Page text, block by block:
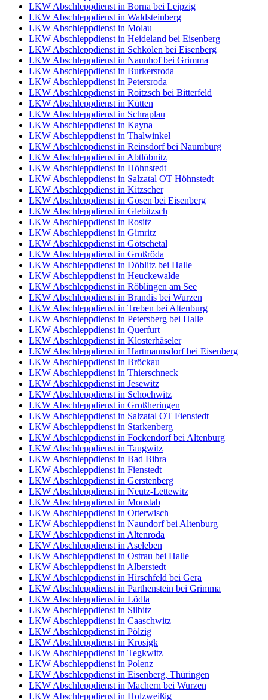
LKW Abschleppdienst in Borna bei Leipzig
LKW Abschleppdienst in Waldsteinberg
LKW Abschleppdienst in Molau
LKW Abschleppdienst in Heideland bei Eisenberg
LKW Abschleppdienst in Schkölen bei Eisenberg
LKW Abschleppdienst in Naunhof bei Grimma
LKW Abschleppdienst in Burkersroda
LKW Abschleppdienst in Petersroda
LKW Abschleppdienst in Roitzsch bei Bitterfeld
LKW Abschleppdienst in Kütten
LKW Abschleppdienst in Schraplau
LKW Abschleppdienst in Kayna
LKW Abschleppdienst in Thalwinkel
LKW Abschleppdienst in Reinsdorf bei Naumburg
LKW Abschleppdienst in Abtlöbnitz
LKW Abschleppdienst in Höhnstedt
LKW Abschleppdienst in Salzatal OT Höhnstedt
LKW Abschleppdienst in Kitzscher
LKW Abschleppdienst in Gösen bei Eisenberg
LKW Abschleppdienst in Glebitzsch
LKW Abschleppdienst in Rositz
LKW Abschleppdienst in Gimritz
LKW Abschleppdienst in Götschetal
LKW Abschleppdienst in Großröda
LKW Abschleppdienst in Döblitz bei Halle
LKW Abschleppdienst in Heuckewalde
LKW Abschleppdienst in Röblingen am See
LKW Abschleppdienst in Brandis bei Wurzen
LKW Abschleppdienst in Treben bei Altenburg
LKW Abschleppdienst in Petersberg bei Halle
LKW Abschleppdienst in Querfurt
LKW Abschleppdienst in Klosterhäseler
LKW Abschleppdienst in Hartmannsdorf bei Eisenberg
LKW Abschleppdienst in Bröckau
LKW Abschleppdienst in Thierschneck
LKW Abschleppdienst in Jesewitz
LKW Abschleppdienst in Schochwitz
LKW Abschleppdienst in Großheringen
LKW Abschleppdienst in Salzatal OT Fienstedt
LKW Abschleppdienst in Starkenberg
LKW Abschleppdienst in Fockendorf bei Altenburg
LKW Abschleppdienst in Taugwitz
LKW Abschleppdienst in Bad Bibra
LKW Abschleppdienst in Fienstedt
LKW Abschleppdienst in Gerstenberg
LKW Abschleppdienst in Neutz-Lettewitz
LKW Abschleppdienst in Monstab
LKW Abschleppdienst in Otterwisch
LKW Abschleppdienst in Naundorf bei Altenburg
LKW Abschleppdienst in Altenroda
LKW Abschleppdienst in Aseleben
LKW Abschleppdienst in Ostrau bei Halle
LKW Abschleppdienst in Alberstedt
LKW Abschleppdienst in Hirschfeld bei Gera
LKW Abschleppdienst in Parthenstein bei Grimma
LKW Abschleppdienst in Lödla
LKW Abschleppdienst in Silbitz
LKW Abschleppdienst in Caaschwitz
LKW Abschleppdienst in Pölzig
LKW Abschleppdienst in Krosigk
LKW Abschleppdienst in Tegkwitz
LKW Abschleppdienst in Polenz
LKW Abschleppdienst in Eisenberg, Thüringen
LKW Abschleppdienst in Machern bei Wurzen
LKW Abschleppdienst in Holzweißig